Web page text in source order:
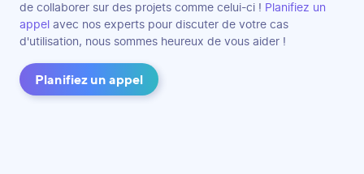
de collaborer sur des projets comme celui-ci ! Planifiez un
appel avec nos experts pour discuter de votre cas
d'utilisation, nous sommes heureux de vous aider !
Planifiez un appel